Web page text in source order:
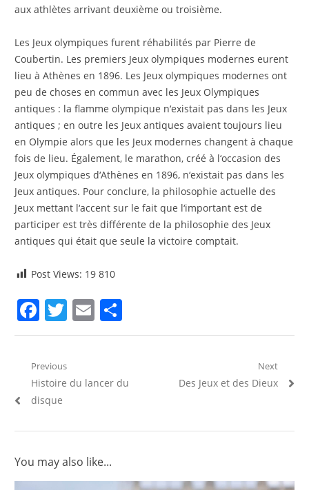
aux athlètes arrivant deuxième ou troisième.
Les Jeux olympiques furent réhabilités par Pierre de
Coubertin. Les premiers Jeux olympiques modernes eurent
lieu à Athènes en 1896. Les Jeux olympiques modernes ont
peu de choses en commun avec les Jeux Olympiques
antiques : la flamme olympique n‘existait pas dans les Jeux
antiques ; en outre les Jeux antiques avaient toujours lieu
en Olympie alors que les Jeux modernes changent à chaque
fois de lieu. Également, le marathon, créé à l‘occasion des
Jeux olympiques d‘Athènes en 1896, n‘existait pas dans les
Jeux antiques. Pour conclure, la philosophie actuelle des
Jeux mettant l‘accent sur le fait que l‘important est de
participer est très différente de la philosophie des Jeux
antiques qui était que seule la victoire comptait.
Post Views: 19 810
Facebook
Twitter
EmailPartager
Navigation
de
Previous
Previous
post:
Histoire du lancer du
disque
Next
Next
Des Jeux et des Dieux
You may also like...